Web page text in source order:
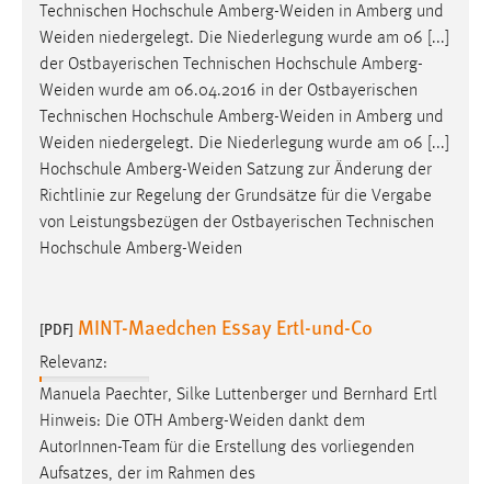
Technischen Hochschule Amberg-Weiden in Amberg und
Weiden niedergelegt. Die Niederlegung wurde am 06 [...]
der Ostbayerischen Technischen Hochschule Amberg-
Weiden wurde am 06.04.2016 in der Ostbayerischen
Technischen Hochschule Amberg-Weiden in Amberg und
Weiden niedergelegt. Die Niederlegung wurde am 06 [...]
Hochschule Amberg-Weiden Satzung zur Änderung der
Richtlinie zur Regelung der Grundsätze für die Vergabe
von Leistungsbezügen der Ostbayerischen Technischen
Hochschule Amberg-Weiden
[PDF] MINT-Maedchen Essay Ertl-und-Co
Relevanz:
Manuela Paechter, Silke Luttenberger und Bernhard Ertl
Hinweis: Die OTH Amberg-Weiden dankt dem
AutorInnen-Team für die Erstellung des vorliegenden
Aufsatzes, der im Rahmen des